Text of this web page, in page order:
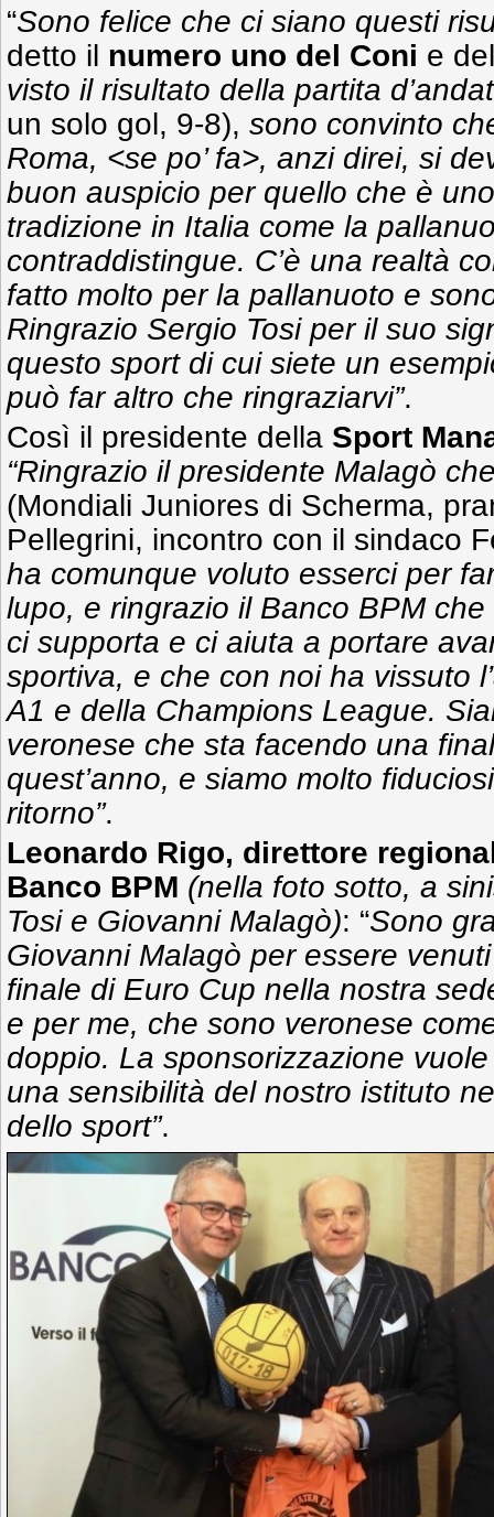
“Sono felice che ci siano questi
detto il numero uno del Coni e
visto il risultato della partita
un solo gol, 9-8), sono convinto
Roma, <se po’ fa>, anzi direi, si
buon auspicio per quello che è
tradizione in Italia come la
contraddistingue. C’è una realtà
fatto molto per la pallanuoto e
Ringrazio Sergio Tosi per il suo
questo sport di cui siete un
può far altro che ringraziarvi”.
Così il presidente della Sport
“Ringrazio il presidente Malagò
(Mondiali Juniores di Scherma,
Pellegrini, incontro con il sindaco
ha comunque voluto esserci per
lupo, e ringrazio il Banco BPM
ci supporta e ci aiuta a portare
sportiva, e che con noi ha vissuto
A1 e della Champions League.
veronese che sta facendo una
quest’anno, e siamo molto
ritorno”.
Leonardo Rigo, direttore
Banco BPM (nella foto sotto, a
Tosi e Giovanni Malagò): “Sono
Giovanni Malagò per essere
finale di Euro Cup nella nostra
e per me, che sono veronese
doppio. La sponsorizzazione
una sensibilità del nostro istituto
dello sport”.